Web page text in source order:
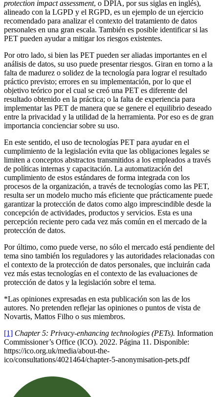
protection impact assessment, o DPIA, por sus siglas en inglés),
alineado con la LGPD y el RGPD, es un ejemplo de un ejercicio
recomendado para analizar el contexto del tratamiento de datos
personales en una gran escala. También es posible identificar si las
PET pueden ayudar a mitigar los riesgos existentes.
Por otro lado, si bien las PET pueden ser aliadas importantes en el
análisis de datos, su uso puede presentar riesgos. Giran en torno a la
falta de madurez o solidez de la tecnología para lograr el resultado
práctico previsto; errores en su implementación, por lo que el
objetivo teórico por el cual se creó una PET es diferente del
resultado obtenido en la práctica; o la falta de experiencia para
implementar las PET de manera que se genere el equilibrio deseado
entre la privacidad y la utilidad de la herramienta. Por eso es de gran
importancia concienciar sobre su uso.
En este sentido, el uso de tecnologías PET para ayudar en el
cumplimiento de la legislación evita que las obligaciones legales se
limiten a conceptos abstractos transmitidos a los empleados a través
de políticas internas y capacitación. La automatización del
cumplimiento de estos estándares de forma integrada con los
procesos de la organización, a través de tecnologías como las PET,
resulta ser un modelo mucho más eficiente que prácticamente puede
garantizar la protección de datos como algo imprescindible desde la
concepción de actividades, productos y servicios. Esta es una
percepción reciente pero cada vez más común en el mercado de la
protección de datos.
Por último, como puede verse, no sólo el mercado está pendiente del
tema sino también los reguladores y las autoridades relacionadas con
el contexto de la protección de datos personales, que incluirán cada
vez más estas tecnologías en el contexto de las evaluaciones de
protección de datos y la legislación sobre el tema.
*Las opiniones expresadas en esta publicación son las de los
autores. No pretenden reflejar las opiniones o puntos de vista de
Novartis, Mattos Filho o sus miembros.
[1] Chapter 5: Privacy-enhancing technologies (PETs). Information
Commissioner’s Office (ICO). 2022. Página 11. Disponible:
https://ico.org.uk/media/about-the-
ico/consultations/4021464/chapter-5-anonymisation-pets.pdf